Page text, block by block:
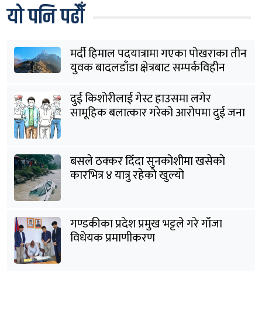
यो पनि पढौँ
मर्दी हिमाल पदयात्रामा गएका पोखराका तीन
युवक बादलडाँडा क्षेत्रबाट सम्पर्कविहीन
दुई किशोरीलाई गेस्ट हाउसमा लगेर
सामूहिक बलात्कार गरेको आरोपमा दुई जना
बसले ठक्कर दिँदा सुनकोशीमा खसेकाे
कारभित्र ४ यात्रु रहेको खुल्यो
गण्डकीका प्रदेश प्रमुख भट्टले गरे गाँजा
विधेयक प्रमाणीकरण